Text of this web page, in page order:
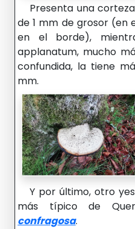
Presenta una
de 1 mm de grosor (en
en el borde),
applanatum, mucho
confundida, la tiene
mm.
Y por último, otro
más típico de
confragosa.